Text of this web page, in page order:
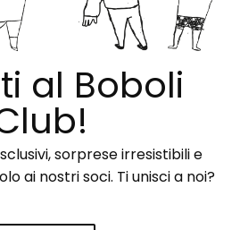
al Boboli
sorprese irresistibili e
ai nostri soci. Ti unisci a noi?